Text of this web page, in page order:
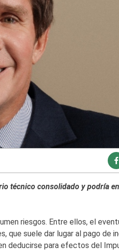
técnico consolidado y podría
riesgos. Entre ellos, el
suele dar lugar al pago de
deducirse para efectos del